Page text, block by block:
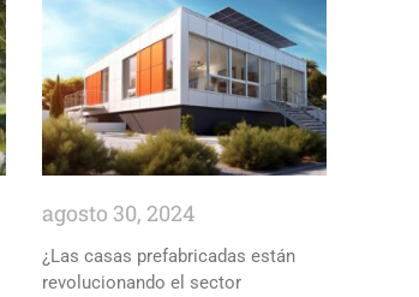
agosto 30, 2024
¿Las casas prefabricadas están
revolucionando el sector